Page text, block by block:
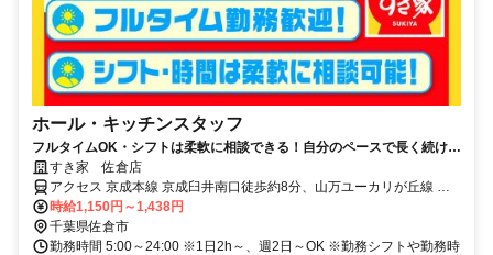
ホール・キッチンスタッフ
フルタイムOK・シフトは柔軟に相談できる！自分のペースで長く続けら
れる職場です◎
すき家 佐倉店
アクセス 京成本線 京成臼井南口徒歩約8分、山万ユーカリが丘線 地
区センター徒歩約43分、山万ユーカリが丘線 女子大徒歩約44分 京成
臼井駅徒歩7分
時給1,150円～1,438円
千葉県佐倉市
勤務時間 5:00～24:00 ※1日2h～、週2日～OK ※勤務シフトや勤務時